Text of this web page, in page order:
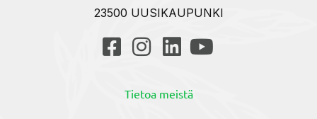
23500 UUSIKAUPUNKI
Tietoa meistä